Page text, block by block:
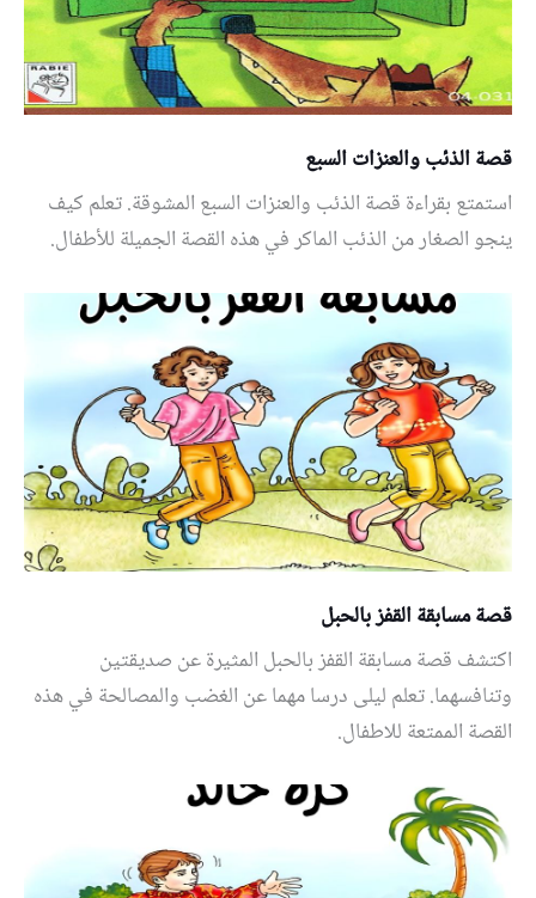
قصة الذئب والعنزات السبع
استمتع بقراءة قصة الذئب والعنزات السبع المشوقة. تعلم كيف
ينجو الصغار من الذئب الماكر في هذه القصة الجميلة للأطفال.
قصة مسابقة القفز بالحبل
اكتشف قصة مسابقة القفز بالحبل المثيرة عن صديقتين
وتنافسهما. تعلم ليلى درسا مهما عن الغضب والمصالحة في هذه
القصة الممتعة للاطفال.